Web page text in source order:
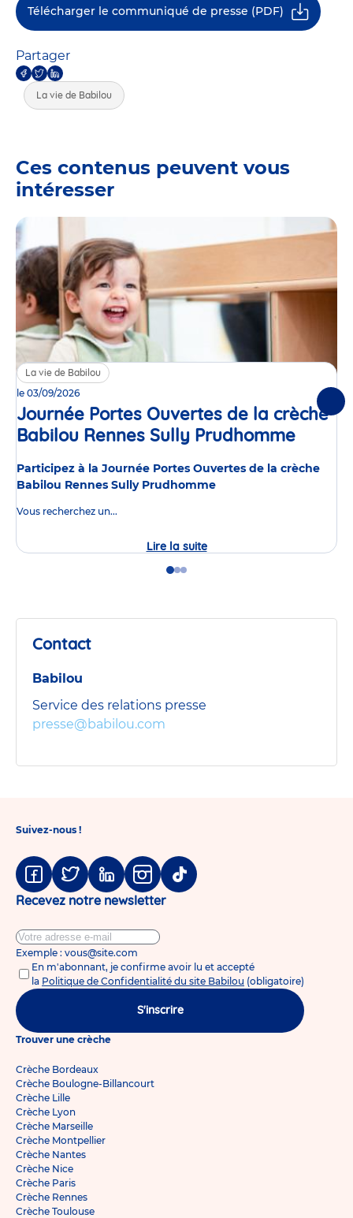
Télécharger le communiqué de presse (PDF)
Partager
La vie de Babilou
Ces contenus peuvent vous
intéresser
La vie de Babilou
le 03/09/2026
Journée Portes Ouvertes de la crèche
Babilou Rennes Sully Prudhomme
Participez à la Journée Portes Ouvertes de la crèche
Babilou Rennes Sully Prudhomme
Vous recherchez un...
Lire la suiteJournée
Portes
Babilou
GoGoGo
Contact
Babilou
Service des relations presse
presse@babilou.com
Suivez-nous !
Facebook
TwitterLinkedinInstagram
Tiktok
Recevez notre newsletter
Exemple : vous@site.com
En m'abonnant, je confirme avoir lu et accepté
la Politique de Confidentialité du site Babilou (obligatoire)
S'inscrire
Trouver une crèche
Crèche Bordeaux
Crèche Boulogne-Billancourt
Crèche Lille
Crèche Lyon
Crèche Marseille
Crèche Montpellier
Crèche Nantes
Crèche Nice
Crèche Paris
Crèche Rennes
Crèche Toulouse